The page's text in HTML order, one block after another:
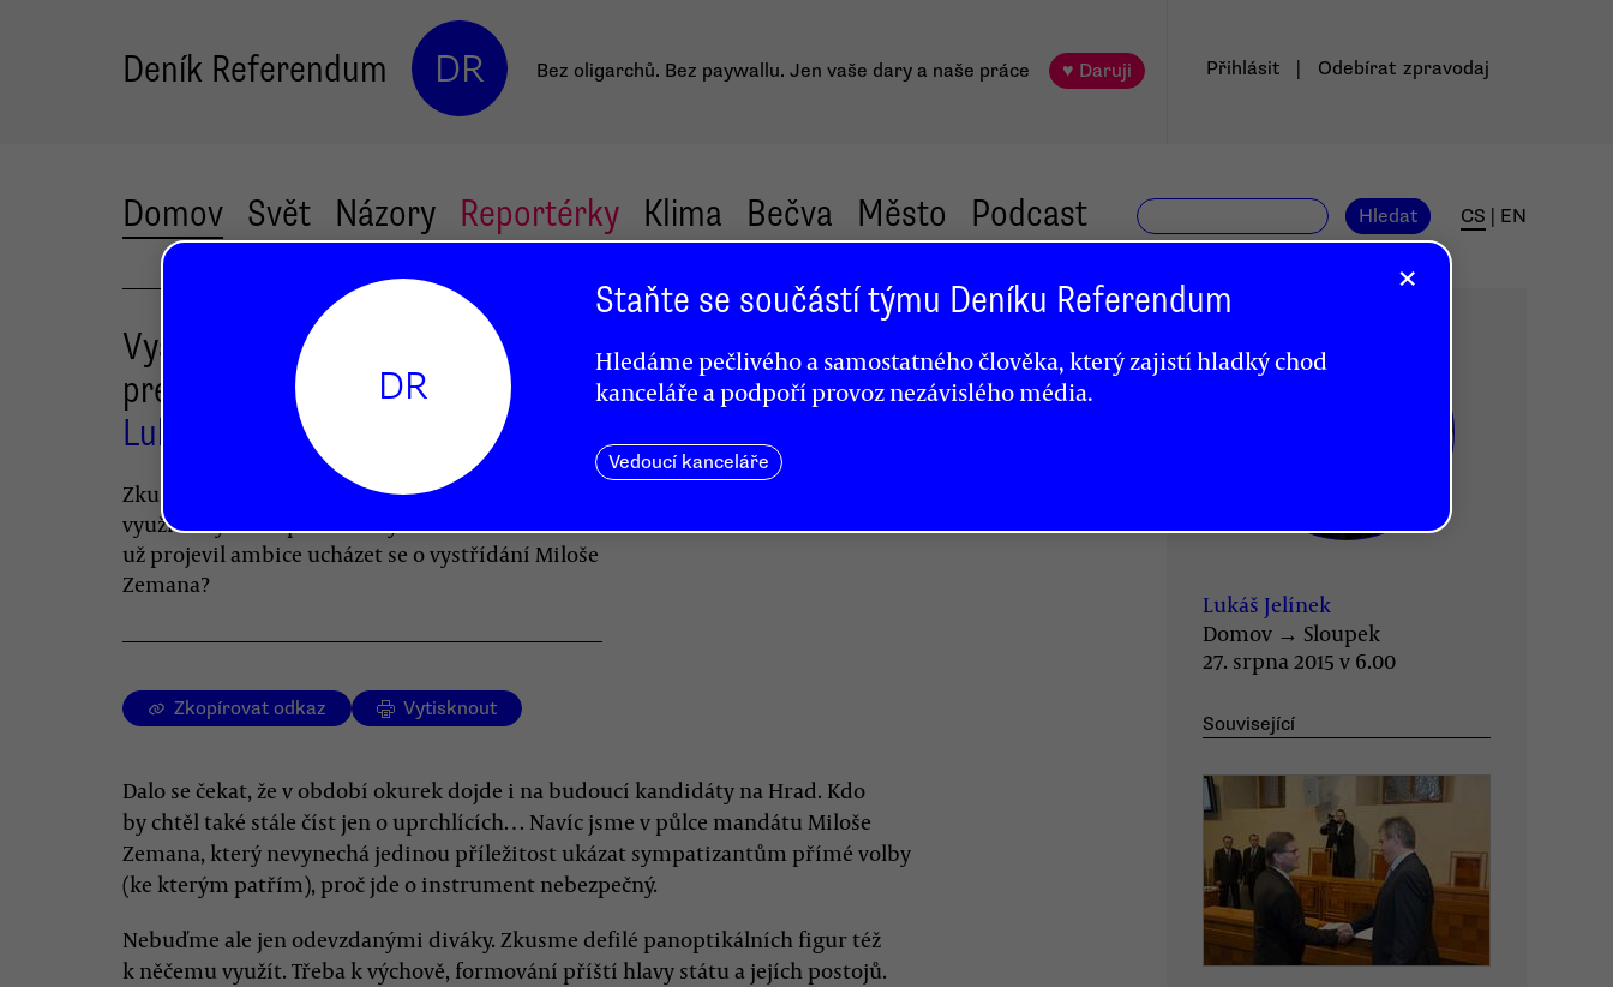
Deník Referendum DR Bez oligarchů. Bez paywallu. Jen vaše dary a naše práce ♥ Daruji Přihlásit Odebírat zpravodaj
Domov Svět Názory Reportérky Klima Bečva Město Podcast Hledat CS EN
Vyšlechtěme si příštího
prezidenta
Lukáš Jelínek
Zkusme panoptikální figury dnešních diskusí
využít k výchově příští hlavy státu. Kdo všechno
už projevil ambice ucházet se o vystřídání Miloše
Zemana?
Zkopírovat odkaz Vytisknout
Dalo se čekat, že v období okurek dojde i na budoucí kandidáty na Hrad. Kdo
by chtěl také stále číst jen o uprchlících… Navíc jsme v půlce mandátu Miloše
Zemana, který nevynechá jedinou příležitost ukázat sympatizantům přímé volby
(ke kterým patřím), proč jde o instrument nebezpečný.
Nebuďme ale jen odevzdanými diváky. Zkusme defilé panoptikálních figur též
k něčemu využít. Třeba k výchově, formování příští hlavy státu a jejích postojů.
Lukáš Jelínek
Domov → Sloupek
27. srpna 2015 v 6.00
Související
×
DR
Staňte se součástí týmu Deníku Referendum
Hledáme pečlivého a samostatného člověka, který zajistí hladký chod
kanceláře a podpoří provoz nezávislého média.
Vedoucí kanceláře